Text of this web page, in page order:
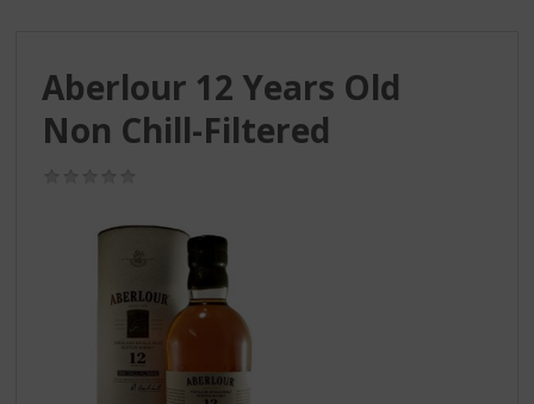
Aberlour 12 Years Old
Non Chill-Filtered